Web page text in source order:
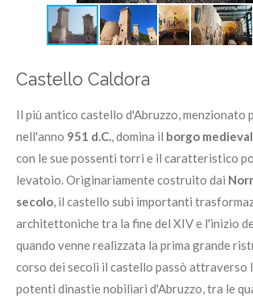
Castello Caldora
Il più antico castello d'Abruzzo, menzionato
nell'anno 951 d.C., domina il borgo
con le sue possenti torri e il caratteristico
levatoio. Originariamente costruito dai
secolo, il castello subì importanti
architettoniche tra la fine del XIV e l'inizio
quando venne realizzata la prima grande
corso dei secoli il castello passò attraverso
potenti dinastie nobiliari d'Abruzzo, tra le